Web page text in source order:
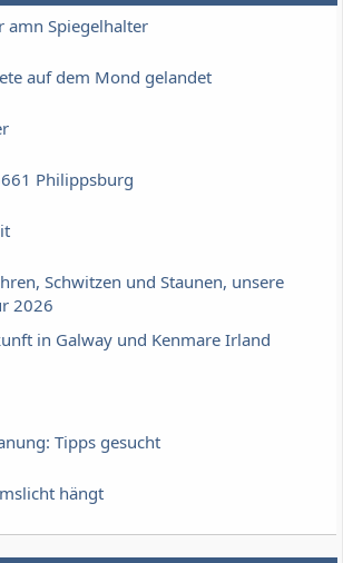
amn Spiegelhalter
auf dem Mond gelandet
Philippsburg
Schwitzen und Staunen, unsere
2026
in Galway und Kenmare Irland
Tipps gesucht
hängt